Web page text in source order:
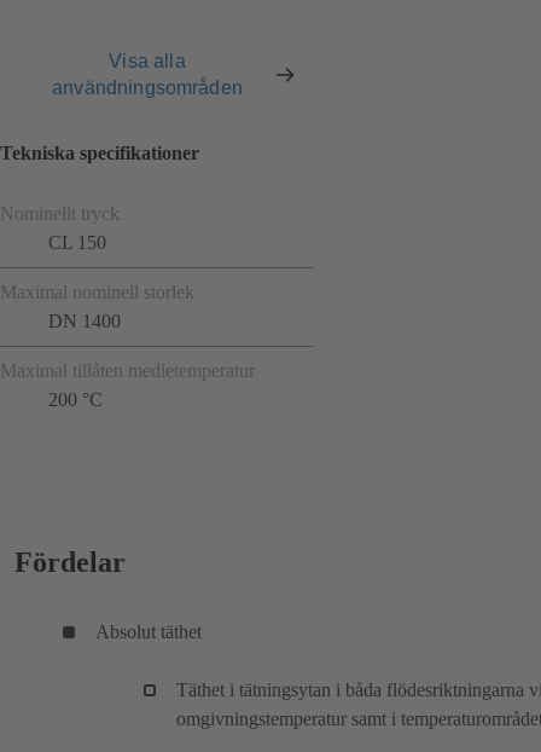
Visa alla
användningsområden
Tekniska specifikationer
Nominellt tryck
CL 150
Maximal nominell storlek
DN 1400
Maximal tillåten medietemperatur
200 °C
Fördelar
Absolut täthet
Täthet i tätningsytan i båda flödesriktningarna
omgivningstemperatur samt i